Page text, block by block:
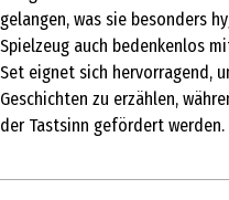
gelangen, was sie besonders
Spielzeug auch bedenkenlos
Set eignet sich hervorragend,
Geschichten zu erzählen,
der Tastsinn gefördert werden.